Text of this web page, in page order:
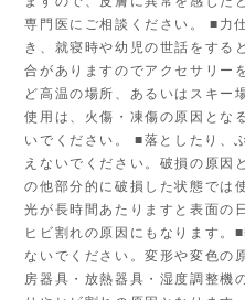
専門医にご相談ください。 ■力
き、就寝時や幼児の世話をする
合がありますのでアクセサリー
ど高温の場所、あるいはスキー
使用は、火傷・凍傷の原因とな
いでください。 ■落としたり、
えないでください。破損の原因
の他部分的に破損した状態では
光が長時間あたりますと表面の
ヒビ割れの原因にもなります。
ないでください。変形や変色の
房器具・放熱器具・湿度調整機